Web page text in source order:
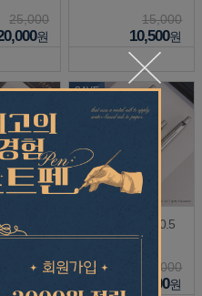
25,000
원
15,000
10,500원
터 오
35,000
SAVE
파카 샤프 조터 0.5
mm
50,000
35,000원